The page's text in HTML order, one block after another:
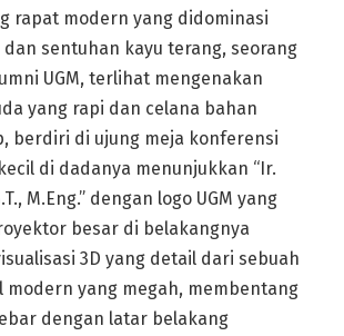
rapat modern yang didominasi
sentuhan kayu terang, seorang
UGM, terlihat mengenakan
yang rapi dan celana bahan
berdiri di ujung meja konferensi
di dadanya menunjukkan “Ir.
M.Eng.” dengan logo UGM yang
besar di belakangnya
3D yang detail dari sebuah
modern yang megah, membentang
dengan latar belakang